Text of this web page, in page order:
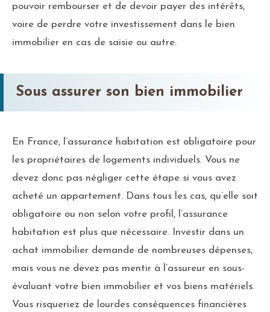
pouvoir rembourser et de devoir payer des intérêts,
voire de perdre votre investissement dans le bien
immobilier en cas de saisie ou autre.
Sous assurer son bien immobilier
En France, l’assurance habitation est obligatoire pour
les propriétaires de logements individuels. Vous ne
devez donc pas négliger cette étape si vous avez
acheté un appartement. Dans tous les cas, qu’elle soit
obligatoire ou non selon votre profil, l’assurance
habitation est plus que nécessaire. Investir dans un
achat immobilier demande de nombreuses dépenses,
mais vous ne devez pas mentir à l’assureur en sous-
évaluant votre bien immobilier et vos biens matériels.
Vous risqueriez de lourdes conséquences financières